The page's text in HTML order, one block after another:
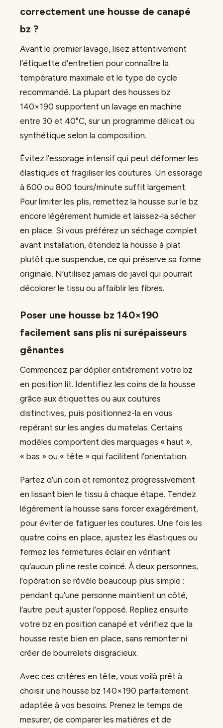
correctement une housse de canapé
bz ?
Avant le premier lavage, lisez attentivement
l’étiquette d’entretien pour connaître la
température maximale et le type de cycle
recommandé. La plupart des housses bz
140×190 supportent un lavage en machine
entre 30 et 40°C, sur un programme délicat ou
synthétique selon la composition.
Évitez l’essorage intensif qui peut déformer les
élastiques et fragiliser les coutures. Un essorage
à 600 ou 800 tours/minute suffit largement.
Pour limiter les plis, remettez la housse sur le bz
encore légèrement humide et laissez-la sécher
en place. Si vous préférez un séchage complet
avant installation, étendez la housse à plat
plutôt que suspendue, ce qui préserve sa forme
originale. N’utilisez jamais de javel qui pourrait
décolorer le tissu ou affaiblir les fibres.
Poser une housse bz 140×190
facilement sans plis ni surépaisseurs
gênantes
Commencez par déplier entièrement votre bz
en position lit. Identifiez les coins de la housse
grâce aux étiquettes ou aux coutures
distinctives, puis positionnez-la en vous
repérant sur les angles du matelas. Certains
modèles comportent des marquages « haut »,
« bas » ou « tête » qui facilitent l’orientation.
Partez d’un coin et remontez progressivement
en lissant bien le tissu à chaque étape. Tendez
légèrement la housse sans forcer exagérément,
pour éviter de fatiguer les coutures. Une fois les
quatre coins en place, ajustez les élastiques ou
fermez les fermetures éclair en vérifiant
qu’aucun pli ne reste coincé. À deux personnes,
l’opération se révèle beaucoup plus simple :
pendant qu’une personne maintient un côté,
l’autre peut ajuster l’opposé. Repliez ensuite
votre bz en position canapé et vérifiez que la
housse reste bien en place, sans remonter ni
créer de bourrelets disgracieux.
Avec ces critères en tête, vous voilà prêt à
choisir une housse bz 140×190 parfaitement
adaptée à vos besoins. Prenez le temps de
mesurer, de comparer les matières et de